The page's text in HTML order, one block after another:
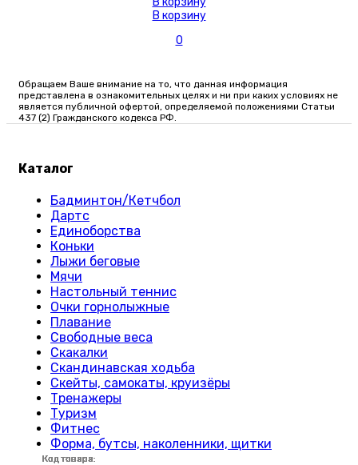
Код товара:
Код товара:
Код товара:
Код товара:
Код товара:
Код товара:
Код товара:
Код товара:
Код товара:
Код товара:
Код товара:
Код товара:
Код товара:
Код товара:
Код товара:
Код товара:
Код товара:
Код товара:
Код товара:
Код товара:
Код товара:
Код товара:
Код товара:
В корзину
0
Код товара:
Обращаем Ваше внимание на то, что данная информация
представлена в ознакомительных целях и ни при каких условиях не
является публичной офертой, определяемой положениями Статьи
437 (2) Гражданского кодекса РФ.
Каталог
Бадминтон/Кетчбол
Дартс
Единоборства
Коньки
Лыжи беговые
Мячи
Настольный теннис
Очки горнолыжные
Плавание
Свободные веса
Скакалки
Скандинавская ходьба
Скейты, самокаты, круизёры
Тренажеры
Туризм
Фитнес
Форма, бутсы, наколенники, щитки